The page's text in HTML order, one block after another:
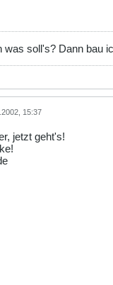
was soll's? Dann bau
15:37
jetzt geht's!